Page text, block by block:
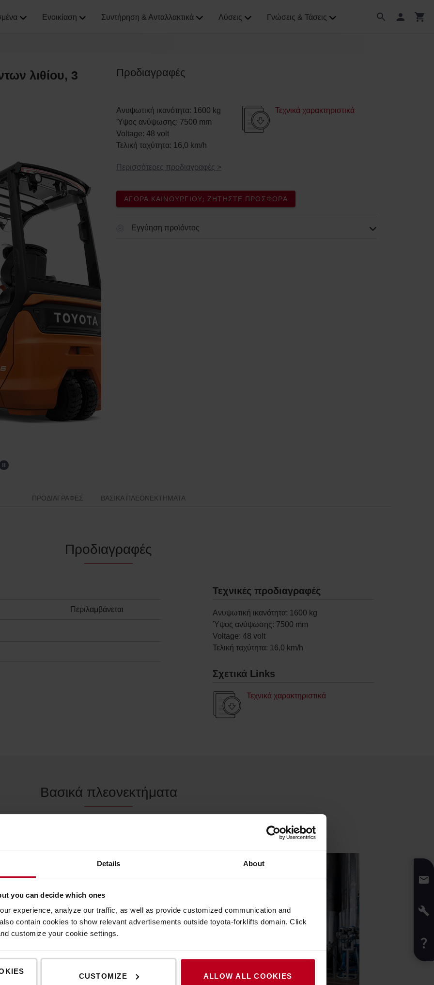
Details About
you can decide which ones
experience, analyze our traffic, as well as provide customized communication and
contain cookies to show relevant advertisements outside toyota-forklifts domain. Click
customize your cookie settings.
CUSTOMIZE ALLOW ALL COOKIES
Ενοικίαση Συντήρηση & Ανταλλακτικά Λύσεις Γνώσεις & Τάσεις
λιθίου, 3
Προδιαγραφές
Ανυψωτική ικανότητα: 1600 kg
Ύψος ανύψωσης: 7500 mm
Voltage: 48 volt
Τελική ταχύτητα: 16,0 km/h
Τεχνικά χαρακτηριστικά
Περισσότερες προδιαγραφές >
ΑΓΟΡΆ ΚΑΙΝΟΎΡΓΙΟΥ; ΖΗΤΉΣΤΕ ΠΡΟΣΦΟΡΆ
Εγγύηση προϊόντος
ΠΡΟΔΙΑΓΡΑΦΈΣ ΒΑΣΙΚΆ ΠΛΕΟΝΕΚΤΉΜΑΤΑ
Προδιαγραφές
Περιλαμβάνεται
Τεχνικές προδιαγραφές
Ανυψωτική ικανότητα: 1600 kg
Ύψος ανύψωσης: 7500 mm
Voltage: 48 volt
Τελική ταχύτητα: 16,0 km/h
Σχετικά Links
Τεχνικά χαρακτηριστικά
Βασικά πλεονεκτήματα
στην κατηγορία
ιδανικός για ελιγμούς σε
όσο και σε εξωτερικούς
μπαταρίες λιθίου-ιόντων για
λειτουργία.
και μοναδικό σχεδιασμό;
σε στενούς χώρους,
χαμηλή κατανάλωση. Ο